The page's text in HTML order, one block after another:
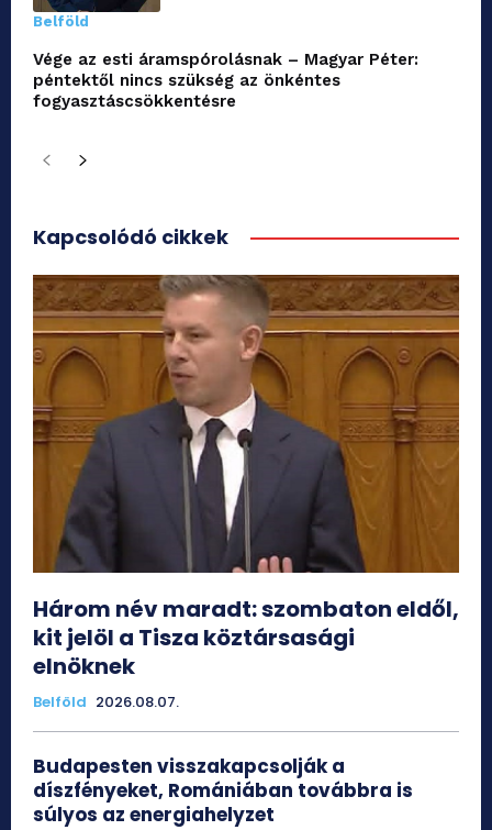
Belföld
Vége az esti áramspórolásnak – Magyar Péter:
péntektől nincs szükség az önkéntes
fogyasztáscsökkentésre
Kapcsolódó cikkek
Három név maradt: szombaton eldől,
kit jelöl a Tisza köztársasági
elnöknek
Belföld 2026.08.07.
Budapesten visszakapcsolják a
díszfényeket, Romániában továbbra is
súlyos az energiahelyzet